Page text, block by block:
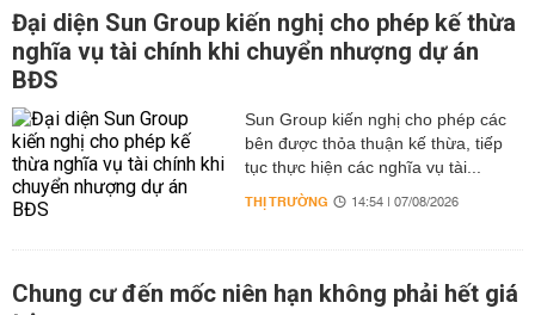
Đại diện Sun Group kiến nghị cho phép kế thừa
nghĩa vụ tài chính khi chuyển nhượng dự án
BĐS
Sun Group kiến nghị cho phép các
bên được thỏa thuận kế thừa, tiếp
tục thực hiện các nghĩa vụ tài...
THỊ TRƯỜNG 14:54 | 07/08/2026
Chung cư đến mốc niên hạn không phải hết giá